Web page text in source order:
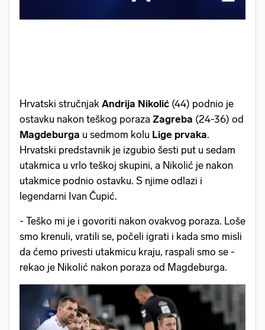
Hrvatski stručnjak Andrija Nikolić (44) podnio je
ostavku nakon teškog poraza Zagreba (24-36) od
Magdeburga u sedmom kolu Lige prvaka.
Hrvatski predstavnik je izgubio šesti put u sedam
utakmica u vrlo teškoj skupini, a Nikolić je nakon
utakmice podnio ostavku. S njime odlazi i
legendarni Ivan Čupić.
- Teško mi je i govoriti nakon ovakvog poraza. Loše
smo krenuli, vratili se, počeli igrati i kada smo misli
da ćemo privesti utakmicu kraju, raspali smo se -
rekao je Nikolić nakon poraza od Magdeburga.